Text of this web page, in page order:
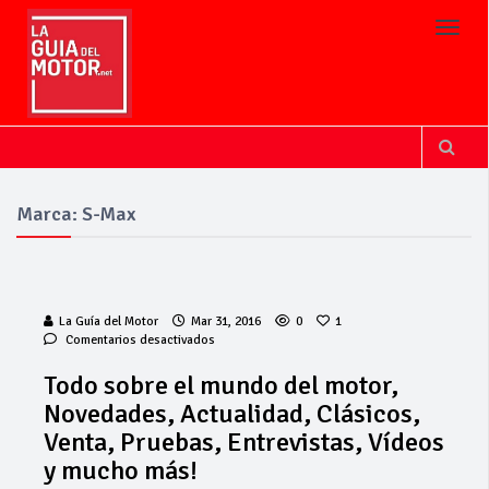
Marca: S-Max
La Guía del Motor Mar 31, 2016 0
1
Comentarios desactivados
el
mundo
del
motor,
Todo sobre el mundo del motor,
Novedades, Actualidad, Clásicos,
Venta, Pruebas, Entrevistas, Vídeos
y mucho más!